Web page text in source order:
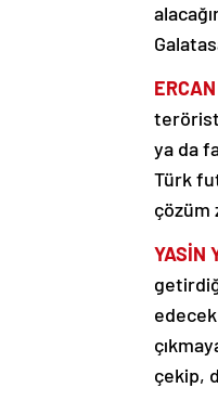
terörist
ya da
Türk
çözüm
YASİN
çekip,